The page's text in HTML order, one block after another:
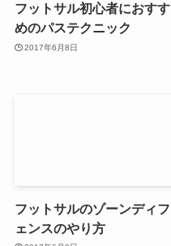
フットサル初心者におすす
めのパステクニック
2017年6月8日
フットサルのゾーンディフ
ェンスのやり方